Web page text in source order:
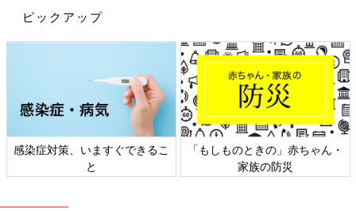
ピックアップ
感染症対策、いますぐできるこ
と
「もしものときの」赤ちゃん・
家族の防災